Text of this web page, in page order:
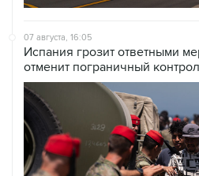
07 августа, 16:05
Испания грозит ответными
отменит пограничный